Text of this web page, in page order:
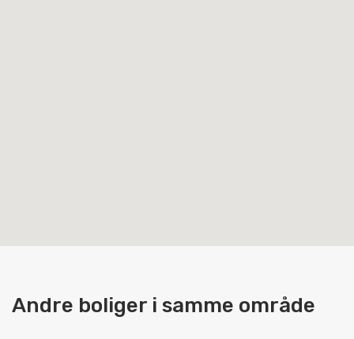
Andre boliger i samme område